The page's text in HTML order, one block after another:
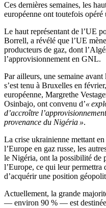
Ces dernières semaines, les
européenne ont toutefois
Le haut représentant de l’UE
Borrell, a révélé que l’UE
producteurs de gaz, dont
l’approvisionnement en GNL.
Par ailleurs, une semaine
s’est tenu à Bruxelles en
européenne, Margrethe
Osinbajo, ont convenu d’«
d’accroître
provenance du Nigéria ».
La crise ukrainienne mettant
l’Europe en gaz russe, les
le Nigéria, ont la possibilité de
l’Europe, ce qui leur permettra
d’acquérir une position
Actuellement, la grande
— environ 90 % — est